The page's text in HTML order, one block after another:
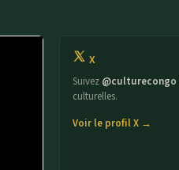
X
Suivez @culturecongo
culturelles.
Voir le profil X →